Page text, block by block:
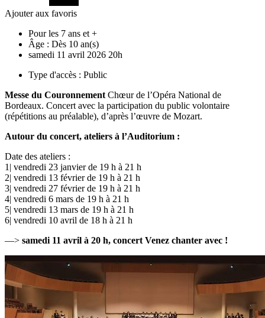
Ajouter aux favoris
Pour les 7 ans et +
Âge : Dès 10 an(s)
samedi 11 avril 2026 20h
Type d'accès : Public
Messe du Couronnement Chœur de l’Opéra National de
Bordeaux. Concert avec la participation du public volontaire
(répétitions au préalable), d’après l’œuvre de Mozart.
Autour du concert, ateliers à l’Auditorium :
Date des ateliers :
1| vendredi 23 janvierde 19 h à 21 h
2| vendredi 13 févrierde 19 h à 21 h
3| vendredi 27 févrierde 19 h à 21 h
4| vendredi 6 mars de 19 h à 21 h
5| vendredi 13 mars de 19 h à 21 h
6| vendredi 10 avril de 18 h à 21 h
—> samedi 11 avril à 20 h, concert Venez chanter avec !